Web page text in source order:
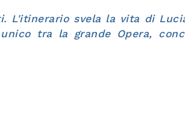
L'itinerario svela la vita di
tra la grande Opera,